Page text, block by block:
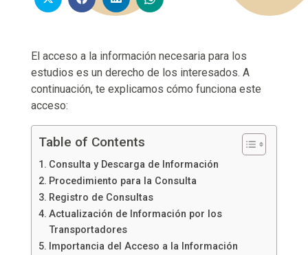
El acceso a la información necesaria para los
estudios es un derecho de los interesados. A
continuación, te explicamos cómo funciona este
acceso:
Table of Contents
Consulta y Descarga de Información
Procedimiento para la Consulta
Registro de Consultas
Actualización de Información por los
Transportadores
Importancia del Acceso a la Información